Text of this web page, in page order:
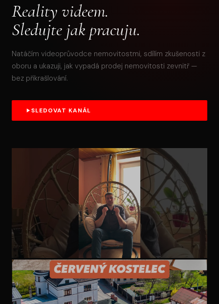
Reality videem.
Sledujte jak pracuju.
Natáčím videoprůvodce nemovitostmi, sdílím zkušenosti z
oboru a ukazuji, jak vypadá prodej nemovitosti zevnitř —
bez přikrašlování.
SLEDOVAT KANÁL
ZKUŠENOST Z OBORU
Moje zkušenost s jinou realitní kanceláří při převodu
domu. Tohle by se stávat nemělo.